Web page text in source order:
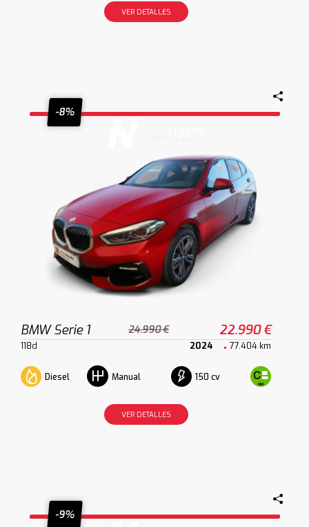
VER DETALLES
-8%
BMW Serie 1 24.990 € 22.990 €
118d 2024 77.404 km
Diesel Manual 150 cv
VER DETALLES
-9%